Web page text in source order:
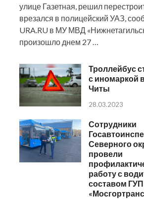
улице Газетная, решил
врезался в полицейский УАЗ,
URA.RU в МУ МВД
произошло днем 27 …
Троллейбус
с иномаркой
Читы
28.03.2023
Сотрудники
Северного
провели
работу с
составом ГУП